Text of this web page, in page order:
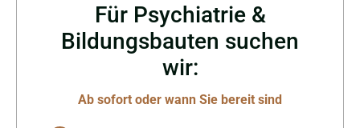
Luftrettungsstation
Christoph 23
Für Psychiatrie &
Bildungsbauten suchen
wir:
Ab sofort oder wann Sie bereit sind